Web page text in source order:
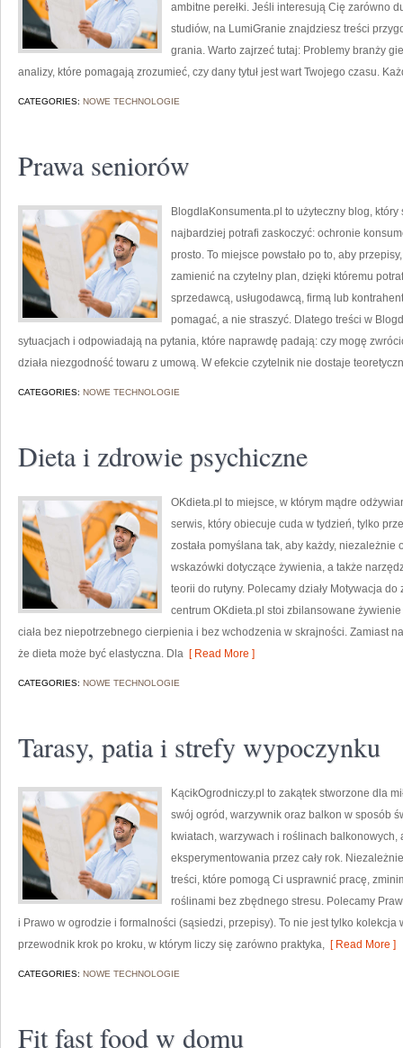
ambitne perełki. Jeśli interesują Cię zarówno
studiów, na LumiGranie znajdziesz treści
grania. Warto zajrzeć tutaj: Problemy branży
analizy, które pomagają zrozumieć, czy dany tytuł jest wart Twojego czasu.
CATEGORIES: NOWE TECHNOLOGIE
Prawa seniorów
BlogdlaKonsumenta.pl to użyteczny blog,
najbardziej potrafi zaskoczyć: ochronie
prosto. To miejsce powstało po to, aby
zamienić na czytelny plan, dzięki któremu
sprzedawcą, usługodawcą, firmą lub
pomagać, a nie straszyć. Dlatego treści w
sytuacjach i odpowiadają na pytania, które naprawdę padają: czy mogę
działa niezgodność towaru z umową. W efekcie czytelnik nie dostaje
CATEGORIES: NOWE TECHNOLOGIE
Dieta i zdrowie psychiczne
OKdieta.pl to miejsce, w którym mądre
serwis, który obiecuje cuda w tydzień, tylko
została pomyślana tak, aby każdy, niezależnie
wskazówki dotyczące żywienia, a także
teorii do rutyny. Polecamy działy Motywacja
centrum OKdieta.pl stoi zbilansowane
ciała bez niepotrzebnego cierpienia i bez wchodzenia w skrajności. Zamiast
że dieta może być elastyczna. Dla [ Read More ]
CATEGORIES: NOWE TECHNOLOGIE
Tarasy, patia i strefy wypoczynku
KącikOgrodniczy.pl to zakątek stworzone dla
swój ogród, warzywnik oraz balkon w sposób
kwiatach, warzywach i roślinach
eksperymentowania przez cały rok.
treści, które pomogą Ci usprawnić pracę,
roślinami bez zbędnego stresu. Polecamy
i Prawo w ogrodzie i formalności (sąsiedzi, przepisy). To nie jest tylko kolekcja
przewodnik krok po kroku, w którym liczy się zarówno praktyka, [ Read More ]
CATEGORIES: NOWE TECHNOLOGIE
Fit fast food w domu